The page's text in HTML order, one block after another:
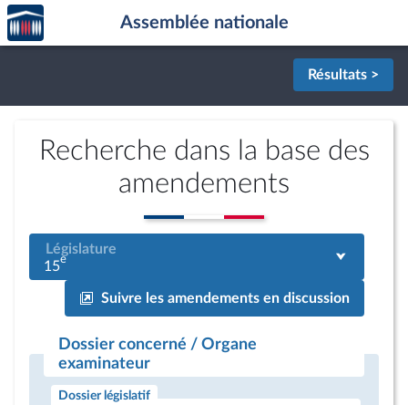
Aller au contenu
Aller en bas de la page
Accèder
à la
page
Assemblée nationale
Résultats >
Recherche dans la base des
amendements
Législature
15e
Suivre les amendements en discussion
Dossier concerné / Organe
examinateur
Dossier législatif